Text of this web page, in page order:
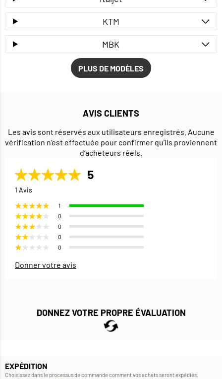
KTM
MBK
PLUS DE MODÈLES
AVIS CLIENTS
Les avis sont réservés aux utilisateurs enregistrés. Aucune
vérification n’est effectuée pour confirmer qu’ils proviennent
d’acheteurs réels.
5
1 Avis
1
0
0
0
0
Donner votre avis
DONNEZ VOTRE PROPRE ÉVALUATION
EXPÉDITION
Choisissez dans le processus de commande comment vos achats seront expédiés.